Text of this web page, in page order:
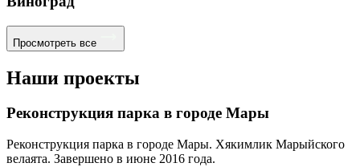
Просмотреть все
Наши проекты
Реконструкция парка в городе Мары
Реконструкция парка в городе Мары. Хякимлик Марыйского
велаята. Завершено в июне 2016 года.